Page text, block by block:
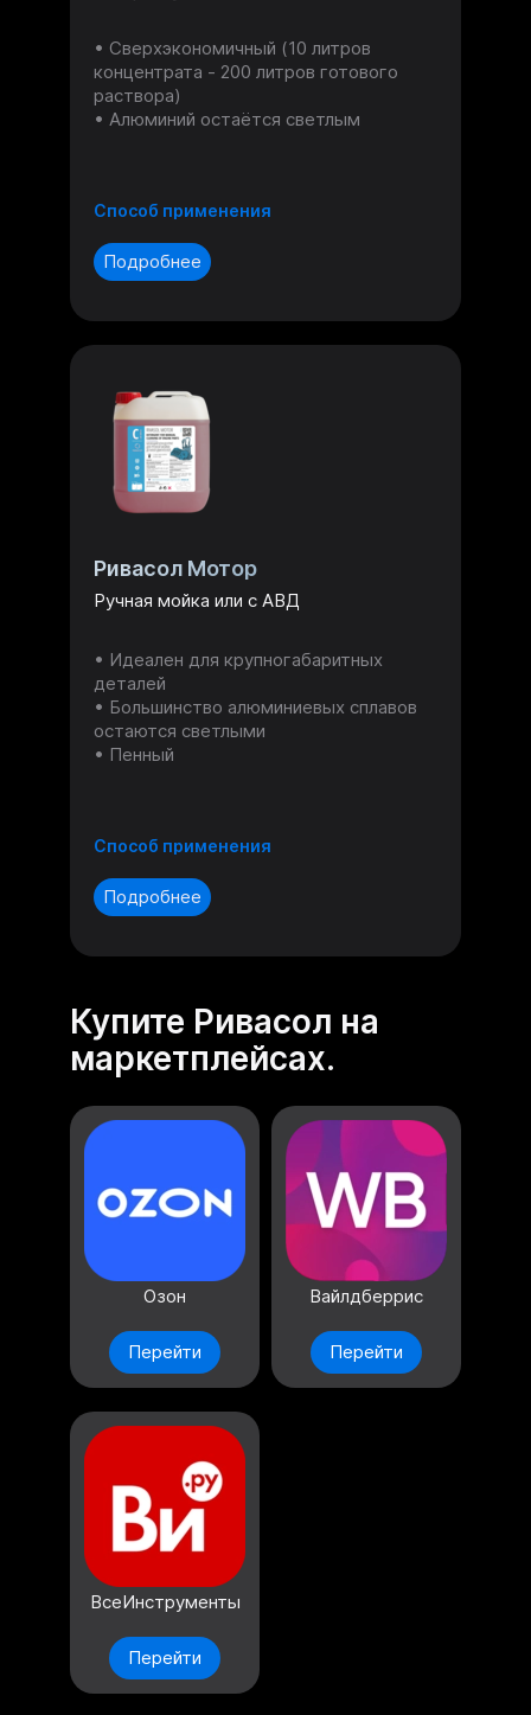
Сверхэкономичный (10 литров
концентрата - 200 литров готового
раствора)
Алюминий остаётся светлым
Способ применения
Подробнее
Ривасол Мотор
Ручная мойка или с АВД
Идеален для крупногабаритных
деталей
Большинство алюминиевых сплавов
остаются светлыми
Пенный
Способ применения
Подробнее
Купите Ривасол на
маркетплейсах.
Озон
Перейти
Вайлдберрис
Перейти
ВсеИнструменты
Перейти